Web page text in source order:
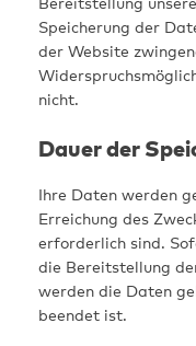
Speicherung der
der Website
nicht.
Dauer der
Ihre Daten werden
Erreichung des
erforderlich sind.
die Bereitstellung
werden die Daten
beendet ist.